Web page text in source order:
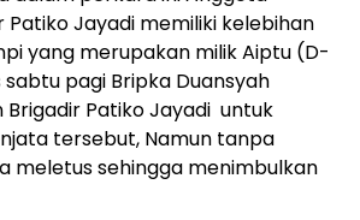
Patiko Jayadi memiliki kelebihan
yang merupakan milik Aiptu (D-
pagi Bripka Duansyah
Patiko Jayadi untuk
tersebut, Namun tanpa
meletus sehingga menimbulkan